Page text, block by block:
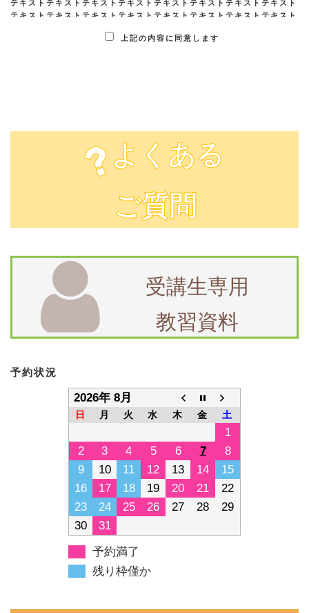
テキストテキストテキストテキストテキストテキストテキストテキスト
テキストテキストテキストテキストテキストテキストテキストテキスト
テキストテキストテキストテキストテキストテキストテキストテキスト
上記の内容に同意します
よくある
ご質問
受講生専用
教習資料
予約状況
2026年 8月
日 月 火 水 木 金 土
1
2
3 4 5 6 7
8
9
10 11 12 13 14
15
16
17 18 19 20 21
22
23
24 25 26 27 28
29
30
31
予約満了
残り枠僅か